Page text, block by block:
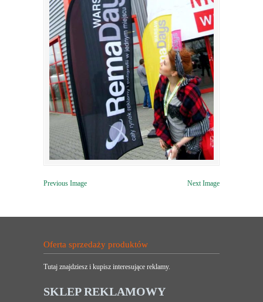
Previous Image Next Image
Oferta sprzedaży produktów
Tutaj znajdziesz i kupisz interesujące reklamy.
SKLEP REKLAMOWY